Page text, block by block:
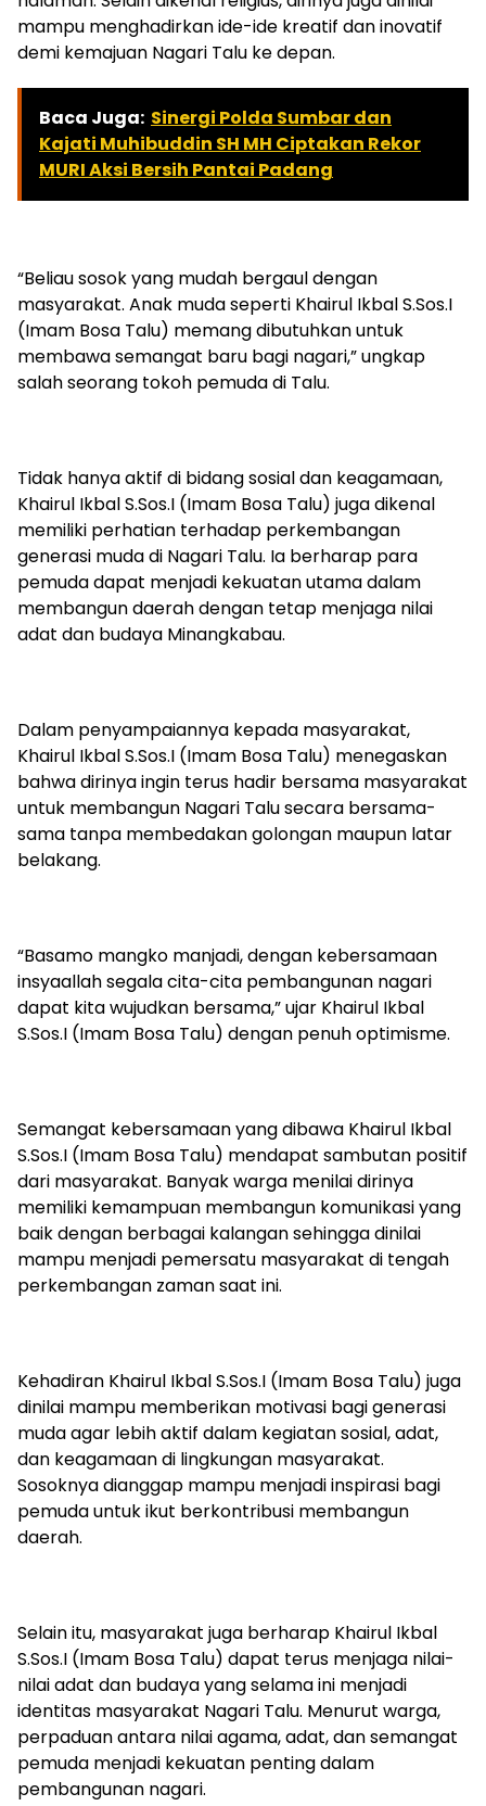
mampu menghadirkan ide-ide kreatif dan inovatif
demi kemajuan Nagari Talu ke depan.
Baca Juga: Sinergi Polda Sumbar dan
Kajati Muhibuddin SH MH Ciptakan Rekor
MURI Aksi Bersih Pantai Padang
“Beliau sosok yang mudah bergaul dengan
masyarakat. Anak muda seperti Khairul Ikbal S.Sos.I
(Imam Bosa Talu) memang dibutuhkan untuk
membawa semangat baru bagi nagari,” ungkap
salah seorang tokoh pemuda di Talu.
Tidak hanya aktif di bidang sosial dan keagamaan,
Khairul Ikbal S.Sos.I (Imam Bosa Talu) juga dikenal
memiliki perhatian terhadap perkembangan
generasi muda di Nagari Talu. Ia berharap para
pemuda dapat menjadi kekuatan utama dalam
membangun daerah dengan tetap menjaga nilai
adat dan budaya Minangkabau.
Dalam penyampaiannya kepada masyarakat,
Khairul Ikbal S.Sos.I (Imam Bosa Talu) menegaskan
bahwa dirinya ingin terus hadir bersama masyarakat
untuk membangun Nagari Talu secara bersama-
sama tanpa membedakan golongan maupun latar
belakang.
“Basamo mangko manjadi, dengan kebersamaan
insyaallah segala cita-cita pembangunan nagari
dapat kita wujudkan bersama,” ujar Khairul Ikbal
S.Sos.I (Imam Bosa Talu) dengan penuh optimisme.
Semangat kebersamaan yang dibawa Khairul Ikbal
S.Sos.I (Imam Bosa Talu) mendapat sambutan positif
dari masyarakat. Banyak warga menilai dirinya
memiliki kemampuan membangun komunikasi yang
baik dengan berbagai kalangan sehingga dinilai
mampu menjadi pemersatu masyarakat di tengah
perkembangan zaman saat ini.
Kehadiran Khairul Ikbal S.Sos.I (Imam Bosa Talu) juga
dinilai mampu memberikan motivasi bagi generasi
muda agar lebih aktif dalam kegiatan sosial, adat,
dan keagamaan di lingkungan masyarakat.
Sosoknya dianggap mampu menjadi inspirasi bagi
pemuda untuk ikut berkontribusi membangun
daerah.
Selain itu, masyarakat juga berharap Khairul Ikbal
S.Sos.I (Imam Bosa Talu) dapat terus menjaga nilai-
nilai adat dan budaya yang selama ini menjadi
identitas masyarakat Nagari Talu. Menurut warga,
perpaduan antara nilai agama, adat, dan semangat
pemuda menjadi kekuatan penting dalam
pembangunan nagari.